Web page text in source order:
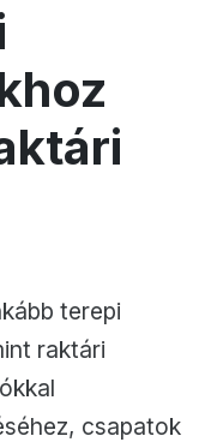
terepi
raktári
csapatok